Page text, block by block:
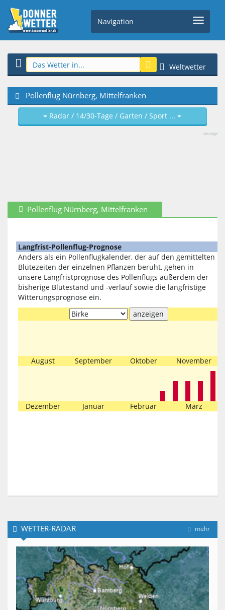
Navigation
Weltwetter
Pollenflug Nürnberg, Mittelfranken
Radar / 14/30-Tage / Garten / Sport ...
Anzeige
Pollenflug Nürnberg, Mittelfranken
Langfrist-Pollenflug-Prognose
Anders als ein Pollenflugkalender, der auf den gemittelten
Blütezeiten der einzelnen Pflanzen beruht, gehen in
unsere Langfristprognose des Pollenflugs außerdem der
bisherige Blütestand und -verlauf sowie die langfristige
Witterungsprognose ein.
August September Oktober November
Dezember Januar Februar März
mehr
WETTER-RADAR